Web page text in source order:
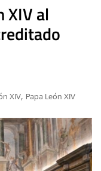
XIV al
XIV, Papa León XIV